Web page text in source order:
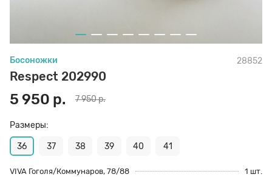
Босоножки 28852
Respect 202990
5 950 р. 7 950 р.
Размеры:
36 37 38 39 40 41
VIVA Гоголя/Коммунаров, 78/88
1 шт.
8 den
Полустельки
Пропитка
Пяткоудерживатели